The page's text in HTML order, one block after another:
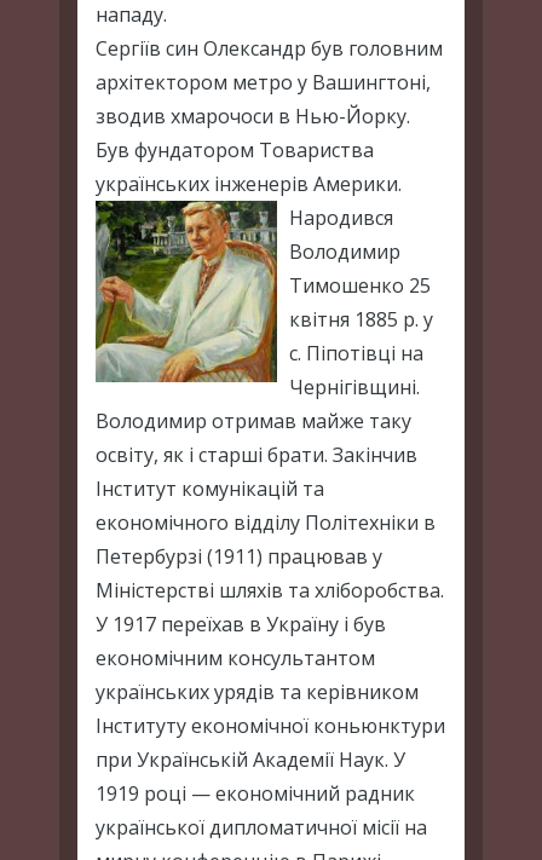
нападу.
Сергіїв син Олександр був головним
архітектором метро у Вашингтоні,
зводив хмарочоси в Нью-Йорку.
Був фундатором Товариства
українських інженерів Америки.
Народився
Володимир
Тимошенко 25
квітня 1885 р. у
с. Піпотівці на
Чернігівщині.
Володимир отримав майже таку
освіту, як і старші брати. Закінчив
Інститут комунікацій та
економічного відділу Політехніки в
Петербурзі (1911) працював у
Міністерстві шляхів та хліборобства.
У 1917 переїхав в Україну і був
економічним консультантом
українських урядів та керівником
Інституту економічної коньюнктури
при Українській Академії Наук. У
1919 році — економічний радник
української дипломатичної місії на